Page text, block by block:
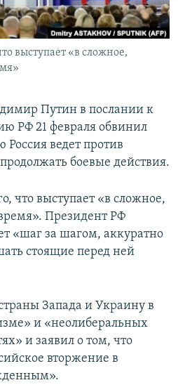
выступает «в сложное,
Путин в послании к
РФ 21 февраля обвинил
Россия ведет против
боевые действия.
что выступает «в сложное,
Президент РФ
«шаг за шагом, аккуратно
стоящие перед ней
Запада и Украину в
и «неолиберальных
и заявил о том, что
вторжение в